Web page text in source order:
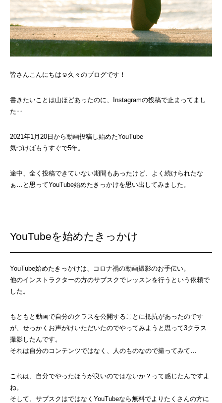
皆さんこんにちは☺︎久々のブログです！
書きたいことは山ほどあったのに、Instagramの投稿で止まってまし
た‥
2021年1月20日から動画投稿し始めたYouTube
気づけばもうすぐで5年。
途中、全く投稿できていない期間もあったけど、よく続けられたな
ぁ…と思ってYouTube始めたきっかけを思い出してみました。
YouTubeを始めたきっかけ
YouTube始めたきっかけは、コロナ禍の動画撮影のお手伝い。
他のインストラクターの方のサブスクでレッスンを行うという依頼で
した。
もともと動画で自分のクラスを公開することに抵抗があったのです
が、せっかくお声がけいただいたのでやってみようと思って3クラス
撮影したんです。
それは自分のコンテンツではなく、人のものなので撮ってみて…
これは、自分でやったほうが良いのではないか？って感じたんですよ
ね。
そして、サブスクはではなくYouTubeなら無料でよりたくさんの方に